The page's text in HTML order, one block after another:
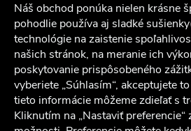
Náš obchod ponúka nielen krásne
pohodlie používa aj sladké
technológie na zaistenie
našich stránok, na meranie ich
poskytovanie prispôsobeného
vyberiete „Súhlasím“, akceptujete
tieto informácie môžeme zdieľať s
Kliknutím na „Nastaviť preferencie“
Sledovať na Instagrame
Služby zákazníkom